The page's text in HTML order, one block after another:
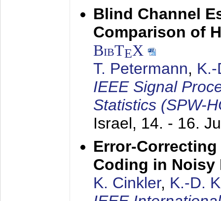
Blind Channel
Comparison of
BibTEX
T. Petermann,
IEEE Signal
Statistics (SPW-
Israel, 14. - 16.
Error-
Coding in Noisy
K. Cinkler, K.-D.